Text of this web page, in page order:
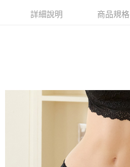
貨到付款
每筆NT$70，滿NT$799(含以上)免運費
每筆NT$70，滿NT$799(含以上)免運費
每筆NT$70，滿NT$799(含以上)免運費
詳細說明 商品規格